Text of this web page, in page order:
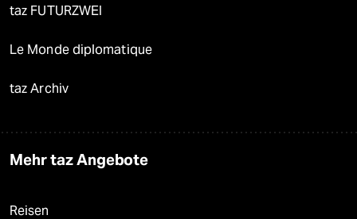
taz FUTURZWEI
Le Monde diplomatique
taz Archiv
Mehr taz Angebote
Reisen